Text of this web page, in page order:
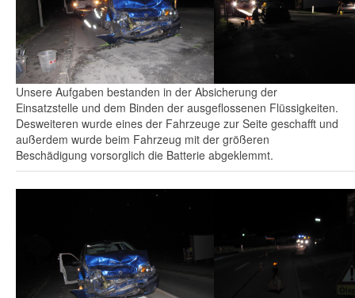
Unsere Aufgaben bestanden in der Absicherung der
Einsatzstelle und dem Binden der ausgeflossenen Flüssigkeiten.
Desweiteren wurde eines der Fahrzeuge zur Seite geschafft und
außerdem wurde beim Fahrzeug mit der größeren
Beschädigung vorsorglich die Batterie abgeklemmt.